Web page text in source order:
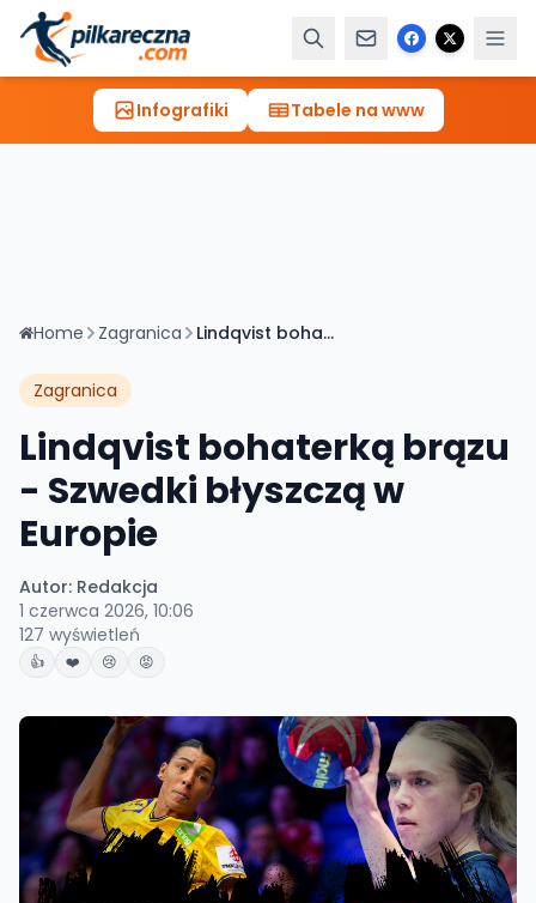
Infografiki Tabele na www
Home Zagranica Lindqvist bohaterką brązu - Szwedki błyszczą w Europie
Zagranica
Lindqvist bohaterką brązu
- Szwedki błyszczą w
Europie
Autor: Redakcja
1 czerwca 2026, 10:06
127 wyświetleń
👍 ❤️ 😢 😡